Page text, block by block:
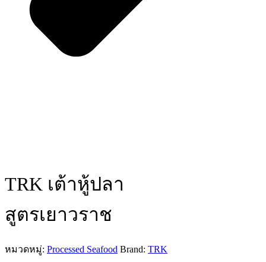
TRK เต้าหู้ปลา
สูตรเยาวราช
หมวดหมู่: Processed Seafood Brand: TRK